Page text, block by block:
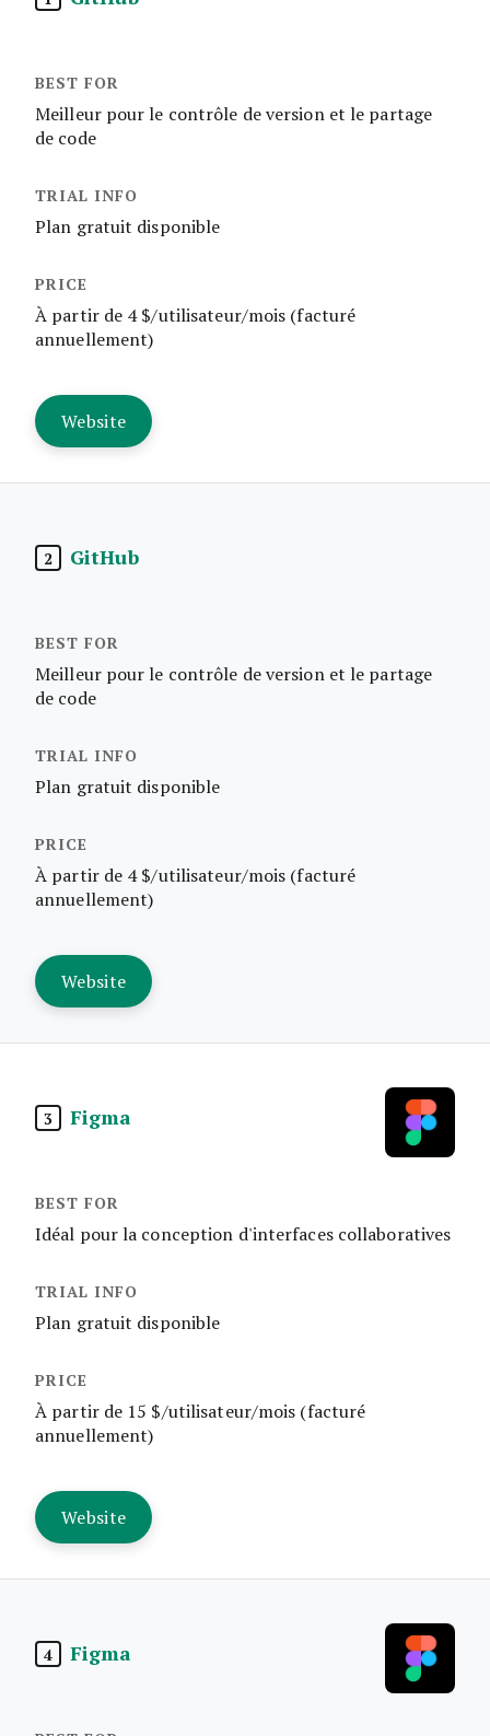
Meilleur pour le contrôle de version et le partage
de code
Plan gratuit disponible
À partir de 4 $/utilisateur/mois (facturé
annuellement)
Website
2 GitHub
Meilleur pour le contrôle de version et le partage
de code
Plan gratuit disponible
À partir de 4 $/utilisateur/mois (facturé
annuellement)
Website
3 Figma
Idéal pour la conception d'interfaces collaboratives
Plan gratuit disponible
À partir de 15 $/utilisateur/mois (facturé
annuellement)
Website
4 Figma